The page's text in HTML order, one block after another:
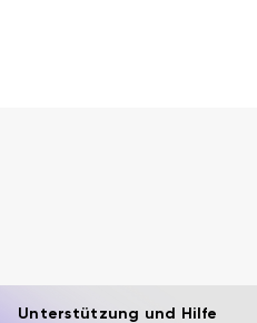
Unterstützung und Hilfe